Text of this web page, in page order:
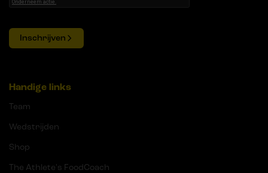
Inschrijven
Handige links
Team
Wedstrijden
Shop
The Athlete's FoodCoach